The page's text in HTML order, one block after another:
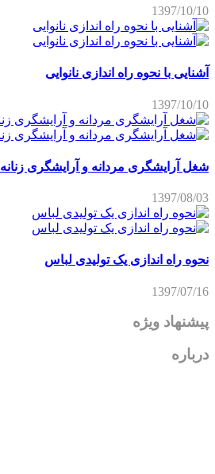
1397/10/10
آشنایی با نحوه راه اندازی نانوایی
1397/10/10
شغل آرایشگری مردانه و آرایشگری زنانه
1397/08/03
نحوه راه اندازی یک تولیدی لباس
1397/07/16
پیشنهاد ویژه
درباره